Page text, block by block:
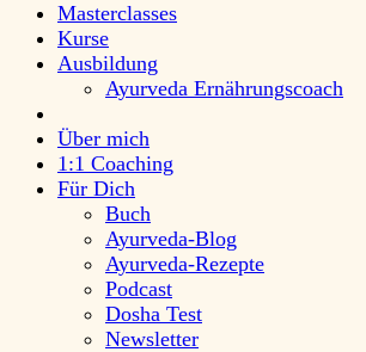
Masterclasses
Kurse
Ausbildung
Ayurveda Ernährungscoach
Über mich
1:1 Coaching
Für Dich
Buch
Ayurveda-Blog
Ayurveda-Rezepte
Podcast
Dosha Test
Newsletter